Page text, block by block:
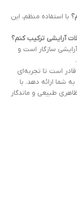
با استفاده منظم، این
آرایشی ترکیب کنم؟
سازگار است و
است تا تجربه‌ای
شما ارائه دهد. با
طبیعی و ماندگار